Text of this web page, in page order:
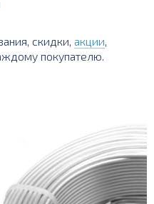
скидки, акции,
покупателю.